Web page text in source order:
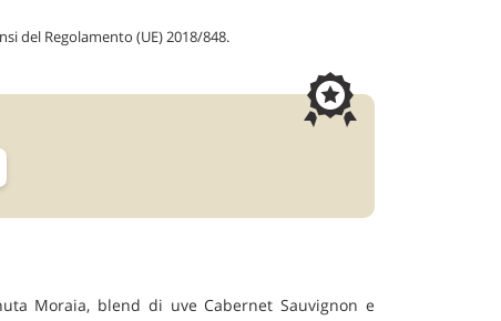
del Regolamento (UE) 2018/848.
Moraia, blend di uve Cabernet Sauvignon e